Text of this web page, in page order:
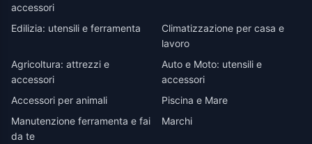
accessori
Edilizia: utensili e ferramenta
Climatizzazione per casa e
lavoro
Agricoltura: attrezzi e
accessori
Auto e Moto: utensili e
accessori
Accessori per animali
Piscina e Mare
Manutenzione ferramenta e fai
da te
Marchi